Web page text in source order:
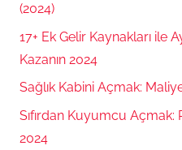
(2024)
17+ Ek Gelir Kaynakları ile
Kazanın 2024
Sağlık Kabini Açmak:
Sıfırdan Kuyumcu
2024